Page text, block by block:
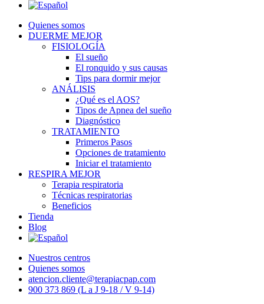
Quienes somos
DUERME MEJOR
FISIOLOGÍA
El sueño
El ronquido y sus causas
Tips para dormir mejor
ANÁLISIS
¿Qué es el AOS?
Tipos de Apnea del sueño
Diagnóstico
TRATAMIENTO
Primeros Pasos
Opciones de tratamiento
Iniciar el tratamiento
RESPIRA MEJOR
Terapia respiratoria
Técnicas respiratorias
Beneficios
Tienda
Blog
Nuestros centros
Quienes somos
atencion.cliente@terapiacpap.com
900 373 869 (L a J 9-18 / V 9-14)